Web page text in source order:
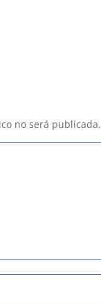
no será publicada.